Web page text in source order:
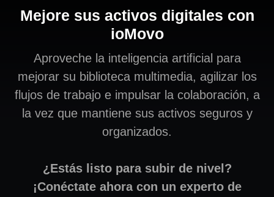
Mejore sus activos digitales con
ioMovo
Aproveche la inteligencia artificial para
mejorar su biblioteca multimedia, agilizar los
flujos de trabajo e impulsar la colaboración, a
la vez que mantiene sus activos seguros y
organizados.
¿Estás listo para subir de nivel?
¡Conéctate ahora con un experto de